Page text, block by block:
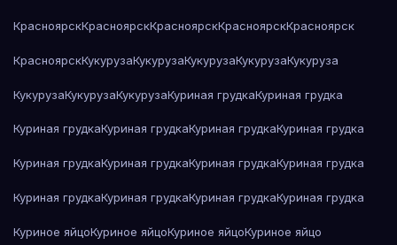
КрасноярскКрасноярскКрасноярскКрасноярскКрасноярск
КрасноярскКукурузаКукурузаКукурузаКукурузаКукуруза
КукурузаКукурузаКукурузаКуриная грудкаКуриная грудка
Куриная грудкаКуриная грудкаКуриная грудкаКуриная грудка
Куриная грудкаКуриная грудкаКуриная грудкаКуриная грудка
Куриная грудкаКуриная грудкаКуриная грудкаКуриная грудка
Куриное яйцоКуриное яйцоКуриное яйцоКуриное яйцо